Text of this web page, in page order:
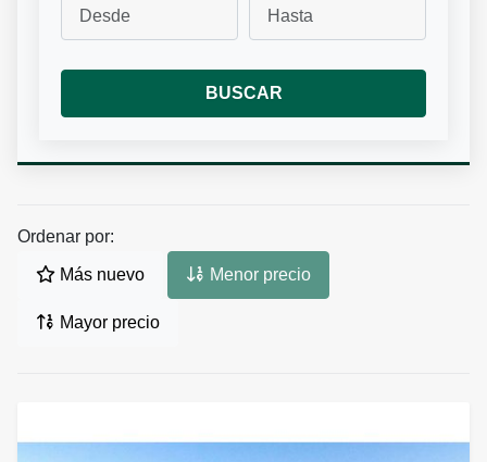
BUSCAR
Ordenar por:
Más nuevo Menor precio
Mayor precio